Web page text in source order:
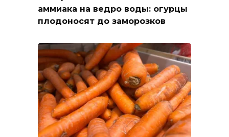
аммиака на ведро воды: огурцы
плодоносят до заморозков